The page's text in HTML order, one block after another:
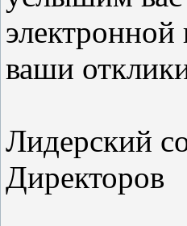
электронной
ваши
Лидерский
Директоров